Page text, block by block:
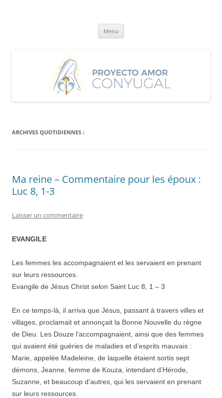
Menu
ARCHIVES QUOTIDIENNES :
Ma reine – Commentaire pour les époux :
Luc 8, 1-3
Laisser un commentaire
EVANGILE
Les femmes les accompagnaient et les servaient en prenant
sur leurs ressources.
Evangile de Jésus Christ selon Saint Luc 8, 1 – 3
En ce temps-là, il arriva que Jésus, passant à travers villes et
villages, proclamait et annonçait la Bonne Nouvelle du règne
de Dieu. Les Douze l’accompagnaient, ainsi que des femmes
qui avaient été guéries de maladies et d’esprits mauvais :
Marie, appelée Madeleine, de laquelle étaient sortis sept
démons, Jeanne, femme de Kouza, intendant d’Hérode,
Suzanne, et beaucoup d’autres, qui les servaient en prenant
sur leurs ressources.